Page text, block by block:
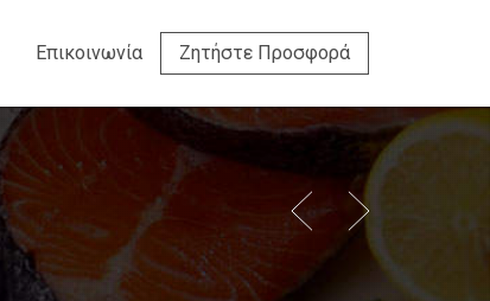
Επικοινωνία Ζητήστε Προσφορά